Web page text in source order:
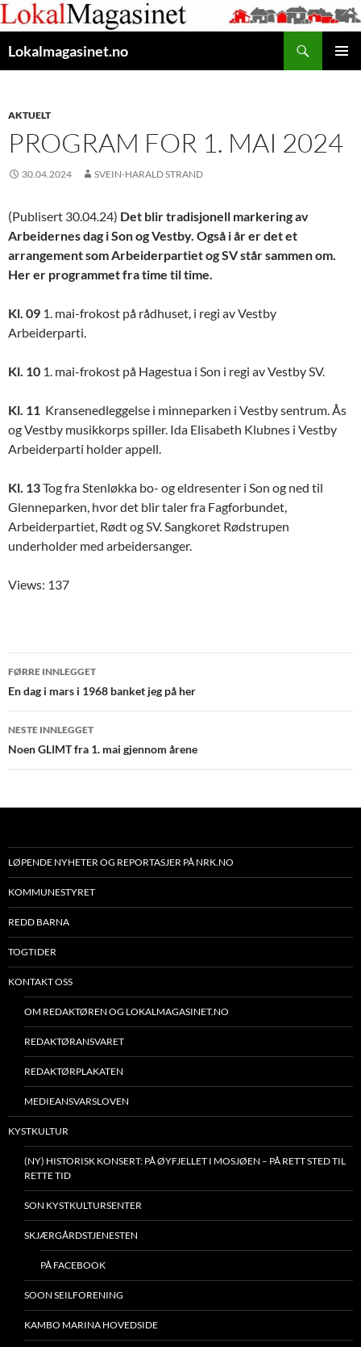
Gå
til
innhaldet
Lokalmagasinet.no
AKTUELT
PROGRAM FOR 1. MAI 2024
30.04.2024 SVEIN-HARALD STRAND
(Publisert 30.04.24) Det blir tradisjonell markering av
Arbeidernes dag i Son og Vestby. Også i år er det et
arrangement som Arbeiderpartiet og SV står sammen om.
Her er programmet fra time til time.
Kl. 09 1. mai-frokost på rådhuset, i regi av Vestby
Arbeiderparti.
Kl. 10 1. mai-frokost på Hagestua i Son i regi av Vestby SV.
Kl. 11 Kransenedleggelse i minneparken i Vestby sentrum. Ås
og Vestby musikkorps spiller. Ida Elisabeth Klubnes i Vestby
Arbeiderparti holder appell.
Kl. 13Tog fra Stenløkka bo- og eldresenter i Son og ned til
Glenneparken, hvor det blir taler fra Fagforbundet,
Arbeiderpartiet, Rødt og SV. Sangkoret Rødstrupen
underholder med arbeidersanger.
Views: 137
Innleggsnavigering
FØRRE INNLEGGET
En dag i mars i 1968 banket jeg på her
NESTE INNLEGGET
Noen GLIMT fra 1. mai gjennom årene
LØPENDE NYHETER OG REPORTASJER PÅ NRK.NO
KOMMUNESTYRET
REDD BARNA
TOGTIDER
KONTAKT OSS
OM REDAKTØREN OG LOKALMAGASINET.NO
REDAKTØRANSVARET
REDAKTØRPLAKATEN
MEDIEANSVARSLOVEN
KYSTKULTUR
(NY) HISTORISK KONSERT: PÅ ØYFJELLET I MOSJØEN – PÅ RETT STED TIL
RETTE TID
SON KYSTKULTURSENTER
SKJÆRGÅRDSTJENESTEN
PÅ FACEBOOK
SOON SEILFORENING
KAMBO MARINA HOVEDSIDE